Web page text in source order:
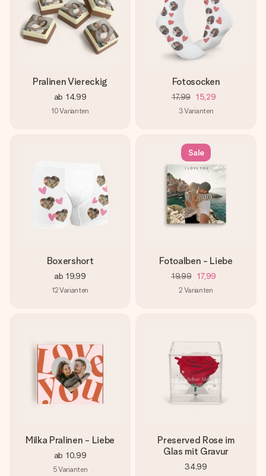
Pralinen Viereckig
ab 14,99
10Varianten
Fotosocken
17,99 15,29
3Varianten
Boxershort
ab 19,99
12Varianten
Sale
Fotoalben - Liebe
19,99 17,99
2 Varianten
Milka Pralinen - Liebe
ab 10,99
5Varianten
Preserved Rose im
Glas mit Gravur
34,99